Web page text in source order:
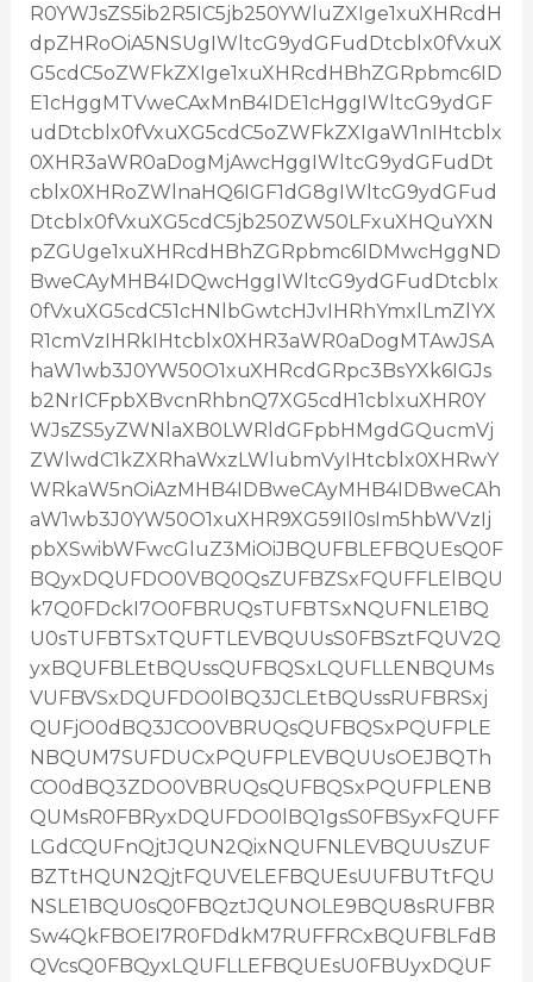
R0YWJsZS5ib2R5IC5jb250YWluZXIge1xuXHRcdH
dpZHRoOiA5NSUgIWltcG9ydGFudDtcblx0fVxuX
G5cdC5oZWFkZXIge1xuXHRcdHBhZGRpbmc6ID
E1cHggMTVweCAxMnB4IDE1cHggIWltcG9ydGF
udDtcblx0fVxuXG5cdC5oZWFkZXIgaW1nIHtcblx
0XHR3aWR0aDogMjAwcHggIWltcG9ydGFudDt
cblx0XHRoZWlnaHQ6IGF1dG8gIWltcG9ydGFud
Dtcblx0fVxuXG5cdC5jb250ZW50LFxuXHQuYXN
pZGUge1xuXHRcdHBhZGRpbmc6IDMwcHggND
BweCAyMHB4IDQwcHggIWltcG9ydGFudDtcblx
0fVxuXG5cdC51cHNlbGwtcHJvIHRhYmxlLmZlYX
R1cmVzIHRkIHtcblx0XHR3aWR0aDogMTAwJSA
haW1wb3J0YW50O1xuXHRcdGRpc3BsYXk6IGJs
b2NrICFpbXBvcnRhbnQ7XG5cdH1cblxuXHR0Y
WJsZS5yZWNlaXB0LWRldGFpbHMgdGQucmVj
ZWlwdC1kZXRhaWxzLWlubmVyIHtcblx0XHRwY
WRkaW5nOiAzMHB4IDBweCAyMHB4IDBweCAh
aW1wb3J0YW50O1xuXHR9XG59Il0sIm5hbWVzIj
pbXSwibWFwcGluZ3MiOiJBQUFBLEFBQUEsQ0F
BQyxDQUFDO0VBQ0QsZUFBZSxFQUFFLElBQU
k7Q0FDckI7O0FBRUQsTUFBTSxNQUFNLE1BQ
U0sTUFBTSxTQUFTLEVBQUUsS0FBSztFQUV2Q
yxBQUFBLEtBQUssQUFBQSxLQUFLLENBQUMs
VUFBVSxDQUFDO0lBQ3JCLEtBQUssRUFBRSxj
QUFjO0dBQ3JCO0VBRUQsQUFBQSxPQUFPLE
NBQUM7SUFDUCxPQUFPLEVBQUUsOEJBQTh
CO0dBQ3ZDO0VBRUQsQUFBQSxPQUFPLENB
QUMsR0FBRyxDQUFDO0lBQ1gsS0FBSyxFQUFF
LGdCQUFnQjtJQUN2QixNQUFNLEVBQUUsZUF
BZTtHQUN2QjtFQUVELEFBQUEsUUFBUTtFQU
NSLE1BQU0sQ0FBQztJQUNOLE9BQU8sRUFBR
Sw4QkFBOEI7R0FDdkM7RUFFRCxBQUFBLFdB
QVcsQ0FBQyxLQUFLLEFBQUEsU0FBUyxDQUF